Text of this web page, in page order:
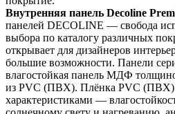
Внутренняя панель Decoline
панелей DECOLINE — свобода
выбора по каталогу различных
открывает для дизайнеров
большие возможности. Панели
влагостойкая панель МДФ
из PVC (ПВХ). Плёнка PVC (ПВХ)
характеристиками —